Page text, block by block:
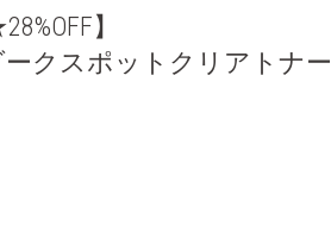
】
ークスポットクリアトナー